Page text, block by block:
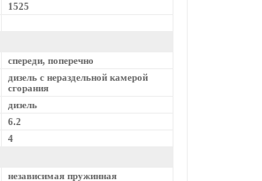
1525
спереди, поперечно
дизель с нераздельной камерой
сгорания
дизель
6.2
4
независимая пружинная